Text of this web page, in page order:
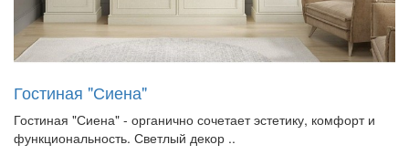
Гостиная "Сиена"
Гостиная "Сиена" - органично сочетает эстетику, комфорт и
функциональность. Светлый декор ..